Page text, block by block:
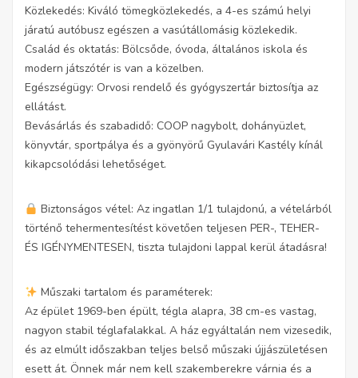
Közlekedés: Kiváló tömegközlekedés, a 4-es számú helyi
járatú autóbusz egészen a vasútállomásig közlekedik.
Család és oktatás: Bölcsőde, óvoda, általános iskola és
modern játszótér is van a közelben.
Egészségügy: Orvosi rendelő és gyógyszertár biztosítja az
ellátást.
Bevásárlás és szabadidő: COOP nagybolt, dohányüzlet,
könyvtár, sportpálya és a gyönyörű Gyulavári Kastély kínál
kikapcsolódási lehetőséget.
Biztonságos vétel: Az ingatlan 1/1 tulajdonú, a vételárból
történő tehermentesítést követően teljesen PER-, TEHER-
ÉS IGÉNYMENTESEN, tiszta tulajdoni lappal kerül átadásra!
Műszaki tartalom és paraméterek:
Az épület 1969-ben épült, tégla alapra, 38 cm-es vastag,
nagyon stabil téglafalakkal. A ház egyáltalán nem vizesedik,
és az elmúlt időszakban teljes belső műszaki újjászületésen
esett át. Önnek már nem kell szakemberekre várnia és a